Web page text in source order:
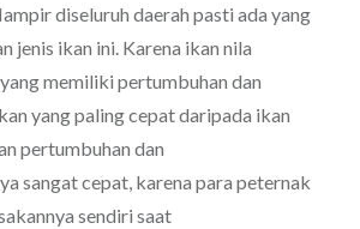
diseluruh daerah pasti ada yang
jenis ikan ini. Karena ikan nila
memiliki pertumbuhan dan
yang paling cepat daripada ikan
pertumbuhan dan
sangat cepat, karena para peternak
sendiri saat